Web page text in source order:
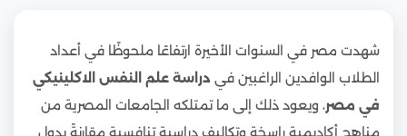
شهدت مصر في السنوات الأخيرة ارتفاعًا ملحوظًا في أعداد
الطلاب الوافدين الراغبين في دراسة علم النفس الاكلينيكي
في مصر، ويعود ذلك إلى ما تمتلكه الجامعات المصرية من
مناهج أكاديمية راسخة وتكاليف دراسية تنافسية مقارنةً بدول